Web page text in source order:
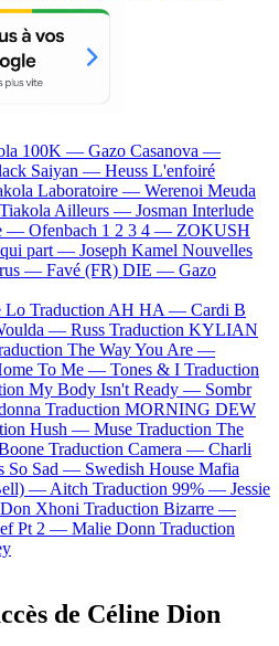
100K — Gazo Casanova —
Saiyan — Heuss L'enfoiré
Laboratoire — Werenoi Meuda
Ailleurs — Josman Interlude
— Ofenbach 1 2 3 4 — ZOKUSH
part — Joseph Kamel Nouvelles
— Favé (FR) DIE — Gazo
Lo Traduction AH HA — Cardi B
— Russ Traduction KYLIAN
The Way You Are —
To Me — Tones & I Traduction
My Body Isn't Ready — Sombr
Traduction MORNING DEW
Hush — Muse Traduction The
Traduction Camera — Charli
So Sad — Swedish House Mafia
— Aitch Traduction 99% — Jessie
Don Xhoni Traduction Bizarre —
Pt 2 — Malie Donn Traduction
de Céline Dion